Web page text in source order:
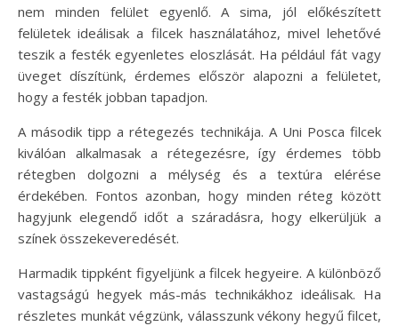
nem minden felület egyenlő. A sima, jól előkészített
felületek ideálisak a filcek használatához, mivel lehetővé
teszik a festék egyenletes eloszlását. Ha például fát vagy
üveget díszítünk, érdemes először alapozni a felületet,
hogy a festék jobban tapadjon.
A második tipp a rétegezés technikája. A Uni Posca filcek
kiválóan alkalmasak a rétegezésre, így érdemes több
rétegben dolgozni a mélység és a textúra elérése
érdekében. Fontos azonban, hogy minden réteg között
hagyjunk elegendő időt a száradásra, hogy elkerüljük a
színek összekeveredését.
Harmadik tippként figyeljünk a filcek hegyeire. A különböző
vastagságú hegyek más-más technikákhoz ideálisak. Ha
részletes munkát végzünk, válasszunk vékony hegyű filcet,